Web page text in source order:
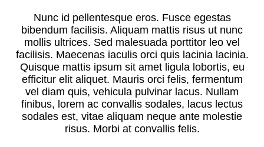
Nunc id pellentesque eros. Fusce egestas
bibendum facilisis. Aliquam mattis risus ut nunc
mollis ultrices. Sed malesuada porttitor leo vel
facilisis. Maecenas iaculis orci quis lacinia lacinia.
Quisque mattis ipsum sit amet ligula lobortis, eu
efficitur elit aliquet. Mauris orci felis, fermentum
vel diam quis, vehicula pulvinar lacus. Nullam
finibus, lorem ac convallis sodales, lacus lectus
sodales est, vitae aliquam neque ante molestie
risus. Morbi at convallis felis.